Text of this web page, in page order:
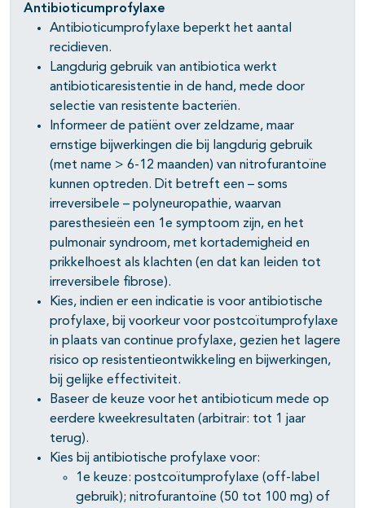
Antibioticumprofylaxe
Antibioticumprofylaxe beperkt het aantal
recidieven.
Langdurig gebruik van antibiotica werkt
antibioticaresistentie in de hand, mede door
selectie van resistente bacteriën.
Informeer de patiënt over zeldzame, maar
ernstige bijwerkingen die bij langdurig gebruik
(met name > 6-12 maanden) van nitrofurantoïne
kunnen optreden. Dit betreft een – soms
irreversibele – polyneuropathie, waarvan
paresthesieën een 1e symptoom zijn, en het
pulmonair syndroom, met kortademigheid en
prikkelhoest als klachten (en dat kan leiden tot
irreversibele fibrose).
Kies, indien er een indicatie is voor antibiotische
profylaxe, bij voorkeur voor postcoïtumprofylaxe
in plaats van continue profylaxe, gezien het lagere
risico op resistentieontwikkeling en bijwerkingen,
bij gelijke effectiviteit.
Baseer de keuze voor het antibioticum mede op
eerdere kweekresultaten (arbitrair: tot 1 jaar
terug).
Kies bij antibiotische profylaxe voor:
1e keuze: postcoïtumprofylaxe (off-label
gebruik); nitrofurantoïne (50 tot 100 mg) of